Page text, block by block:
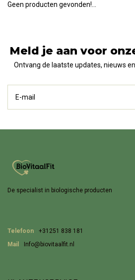
Geen producten gevonden!...
Meld je aan voor
Ontvang de laatste updates, nieuws
De specialist in biologische producten
Telefoon
+31251 838 181
Mail
Info@biovitaalfit.nl